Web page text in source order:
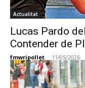
Actualitat
Lucas Pardo
Contender de
fmwripollet - 11/05/2026